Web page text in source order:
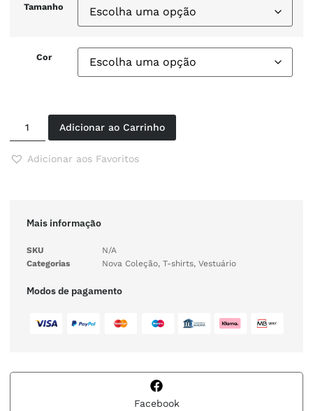
Tamanho
Cor
Adicionar ao Carrinho
Adicionar aos Favoritos
Mais informação
SKU
N/A
Categorias
Nova Coleção, T-shirts, Vestuário
Modos de pagamento
Facebook